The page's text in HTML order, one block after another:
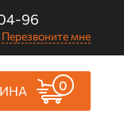
96
Перезвоните мне
0